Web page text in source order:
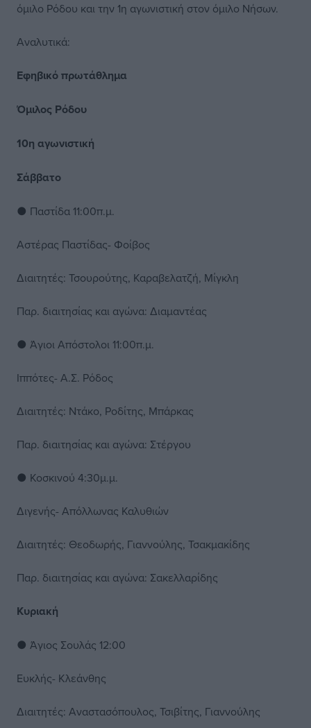
όμιλο Ρόδου και την 1η αγωνιστική στον όμιλο Νήσων.
Αναλυτικά:
Εφηβικό πρωτάθλημα
Όμιλος Ρόδου
10η αγωνιστική
Σάββατο
● Παστίδα 11:00π.μ.
Αστέρας Παστίδας- Φοίβος
Διαιτητές: Τσουρούτης, Καραβελατζή, Μίγκλη
Παρ. διαιτησίας και αγώνα: Διαμαντέας
● Άγιοι Απόστολοι 11:00π.μ.
Ιππότες- Α.Σ. Ρόδος
Διαιτητές: Ντάκο, Ροδίτης, Μπάρκας
Παρ. διαιτησίας και αγώνα: Στέργου
● Κοσκινού 4:30μ.μ.
Διγενής- Απόλλωνας Καλυθιών
Διαιτητές: Θεοδωρής, Γιαννούλης, Τσακμακίδης
Παρ. διαιτησίας και αγώνα: Σακελλαρίδης
Κυριακή
● Άγιος Σουλάς 12:00
Ευκλής- Κλεάνθης
Διαιτητές: Αναστασόπουλος, Τσιβίτης, Γιαννούλης